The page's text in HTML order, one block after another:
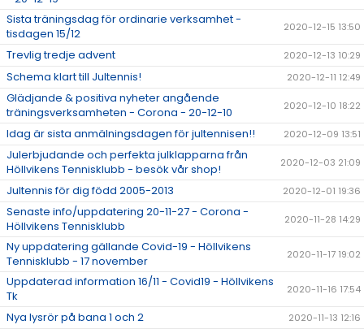
Sista träningsdag för ordinarie verksamhet -
tisdagen 15/12
2020-12-15 13:50
Trevlig tredje advent 2020-12-13 10:29
Schema klart till Jultennis! 2020-12-11 12:49
Glädjande & positiva nyheter angående
träningsverksamheten - Corona - 20-12-10
2020-12-10 18:22
Idag är sista anmälningsdagen för jultennisen!! 2020-12-09 13:51
Julerbjudande och perfekta julklapparna från
Höllvikens Tennisklubb - besök vår shop!
2020-12-03 21:09
Jultennis för dig född 2005-2013 2020-12-01 19:36
Senaste info/uppdatering 20-11-27 - Corona -
Höllvikens Tennisklubb
2020-11-28 14:29
Ny uppdatering gällande Covid-19 - Höllvikens
Tennisklubb - 17 november
2020-11-17 19:02
Uppdaterad information 16/11 - Covid19 - Höllvikens
Tk
2020-11-16 17:54
Nya lysrör på bana 1 och 2 2020-11-13 12:16